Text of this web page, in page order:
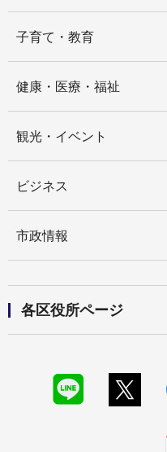
子育て・教育
健康・医療・福祉
観光・イベント
ビジネス
市政情報
各区役所ページ